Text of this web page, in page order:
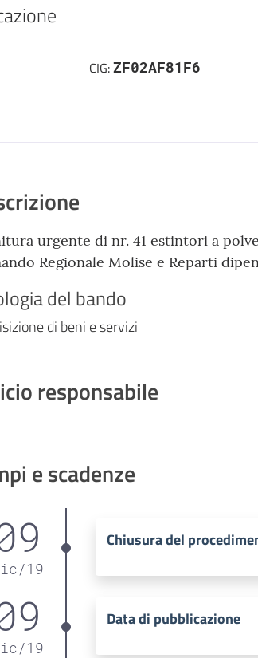
CIG:ZF02AF81F6
urgente di nr. 41 estintori a
Regionale Molise e Reparti
del bando
di beni e servizi
responsabile
e scadenze
/19
Chiusura del
/19
Data di pubblicazione